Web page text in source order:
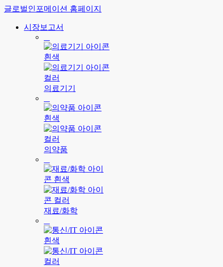
글로벌인포메이션 홈페이지
시장보고서
의료기기
의약품
재료/화학